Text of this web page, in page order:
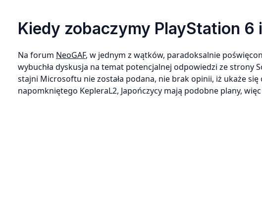
Kiedy zobaczymy PlayStation 6
Na forum NeoGAF, w jednym z wątków, paradoksalnie
wybuchła dyskusja na temat potencjalnej odpowiedzi ze strony
stajni Microsoftu nie została podana, nie brak opinii, iż ukaże
napomkniętego KepleraL2, Japończycy mają podobne plany,